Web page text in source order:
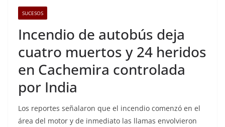
SUCESOS
Incendio de autobús deja
cuatro muertos y 24 heridos
en Cachemira controlada
por India
Los reportes señalaron que el incendio comenzó en el
área del motor y de inmediato las llamas envolvieron